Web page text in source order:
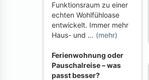
Funktionsraum zu einer
echten Wohlfühloase
entwickelt. Immer mehr
Haus- und … (mehr)
Ferienwohnung oder
Pauschalreise – was
passt besser?